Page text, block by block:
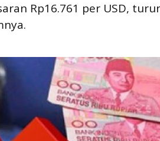
Rp16.761 per USD,